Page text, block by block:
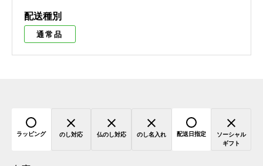
配送種別
通常品
ラッピング のし対応 仏のし対応 のし名入れ 配送日指定
ソーシャル
ギフト